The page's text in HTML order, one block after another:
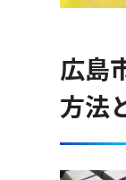
広島
方法